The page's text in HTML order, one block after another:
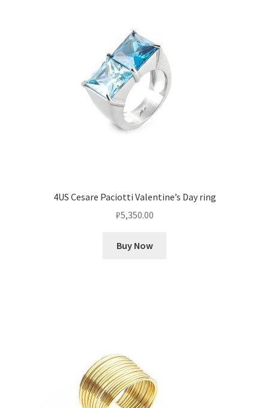
4US Cesare Paciotti Valentine’s Day ring
₽5,350.00
Buy Now